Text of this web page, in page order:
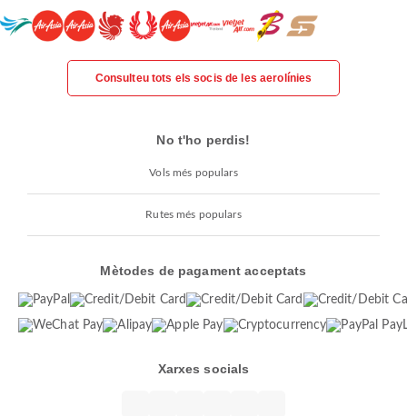
Consulteu tots els socis de les aerolínies
No t'ho perdis!
Vols més populars
Rutes més populars
Mètodes de pagament acceptats
Xarxes socials